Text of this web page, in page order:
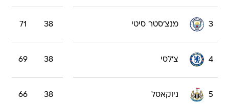
3 מנצ'סטר סיטי 38
71
4 צ'לסי 38
69
5 ניוקאסל 38
66